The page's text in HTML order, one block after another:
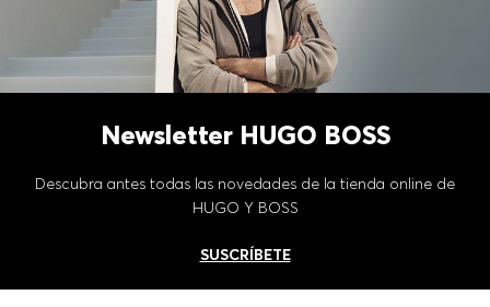
Newsletter HUGO BOSS
Descubra antes todas las novedades de la tienda online de
HUGO Y BOSS
SUSCRÍBETE